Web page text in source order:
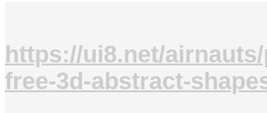
https://ui8.net/
free-3d-abstract-